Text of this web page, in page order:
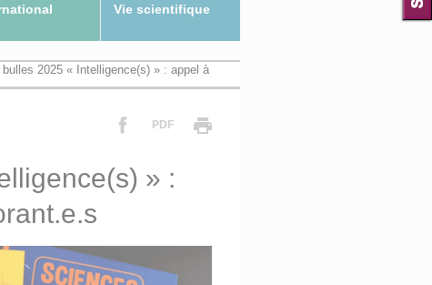
Vie scientifique
2025 « Intelligence(s) » : appel à
PDF
» :